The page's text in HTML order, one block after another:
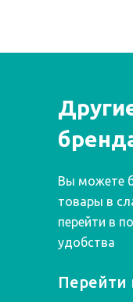
Вы можете
товары в
перейти в
удобства
Перейти